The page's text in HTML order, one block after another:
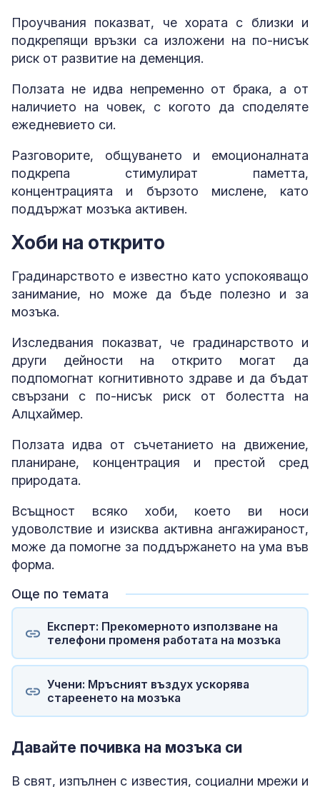
Проучвания показват, че хората с близки и
подкрепящи връзки са изложени на по-нисък
риск от развитие на деменция.
Ползата не идва непременно от брака, а от
наличието на човек, с когото да споделяте
ежедневието си.
Разговорите, общуването и емоционалната
подкрепа стимулират паметта,
концентрацията и бързото мислене, като
поддържат мозъка активен.
Хоби на открито
Градинарството е известно като успокояващо
занимание, но може да бъде полезно и за
мозъка.
Изследвания показват, че градинарството и
други дейности на открито могат да
подпомогнат когнитивното здраве и да бъдат
свързани с по-нисък риск от болестта на
Алцхаймер.
Ползата идва от съчетанието на движение,
планиране, концентрация и престой сред
природата.
Всъщност всяко хоби, което ви носи
удоволствие и изисква активна ангажираност,
може да помогне за поддържането на ума във
форма.
Още по темата
Експерт: Прекомерното използване на
телефони променя работата на мозъка
Учени: Мръсният въздух ускорява
стареенето на мозъка
Давайте почивка на мозъка си
В свят, изпълнен с известия, социални мрежи и